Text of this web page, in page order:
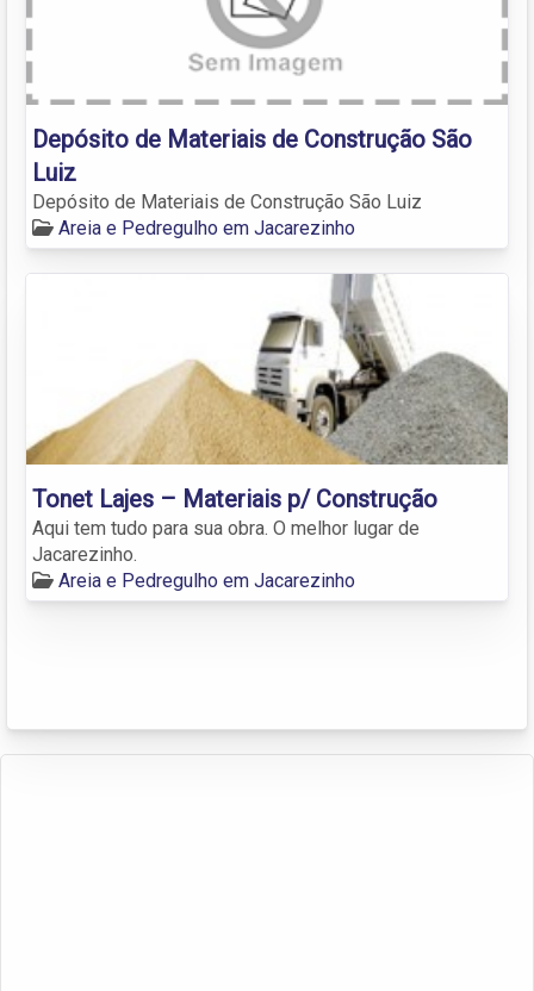
Depósito de Materiais de Construção São
Luiz
Depósito de Materiais de Construção São Luiz
Areia e Pedregulho em Jacarezinho
Tonet Lajes – Materiais p/ Construção
Aqui tem tudo para sua obra. O melhor lugar de
Jacarezinho.
Areia e Pedregulho em Jacarezinho